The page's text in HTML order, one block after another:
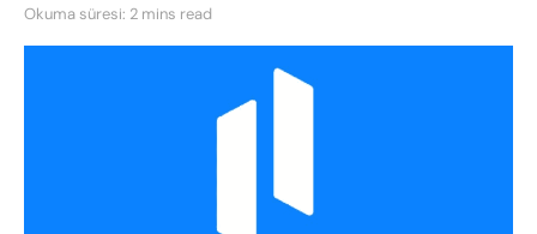
Okuma süresi: 2 mins read